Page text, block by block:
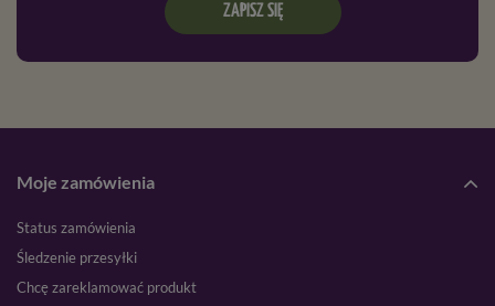
ZAPISZ SIĘ
Moje zamówienia
Status zamówienia
Śledzenie przesyłki
Chcę zareklamować produkt